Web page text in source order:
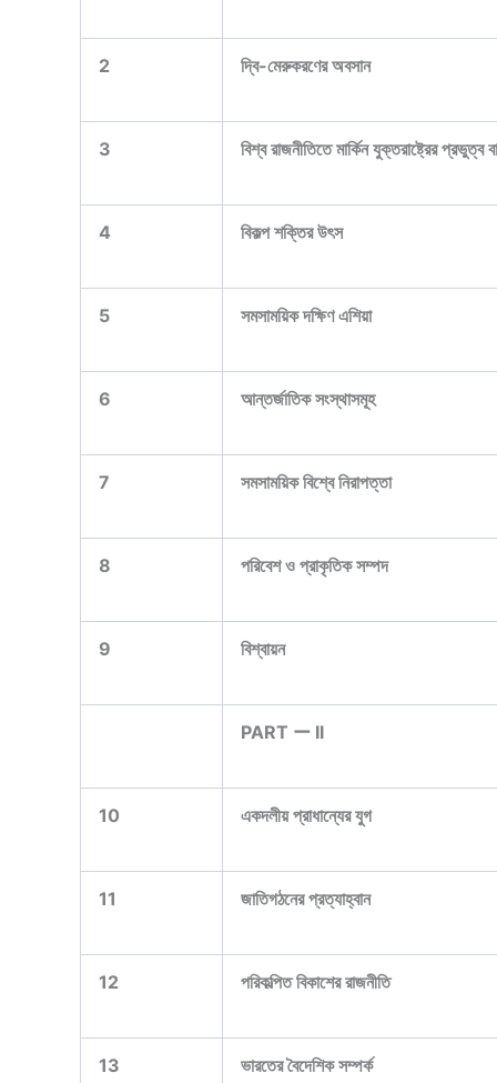
2 দ্বি-মেরুকরণের অবসান
3 বিশ্ব রাজনীতিতে মার্কিন যুক্তরাষ্ট্রের প্রভুত্ব
4 বিকল্প শক্তির উৎস
5 সমসাময়িক দক্ষিণ এশিয়া
6 আন্তর্জাতিক সংস্থাসমূহ
7 সমসাময়িক বিশ্বে নিরাপত্তা
8 পরিবেশ ও প্রাকৃতিক সম্পদ
9 বিশ্বায়ন
PART ー II
10 একদলীয় প্রাধান্যের যুগ
11 জাতিগঠনের প্রত্যাহ্বান
12 পরিকল্পিত বিকাশের রাজনীতি
13 ভারতের বৈদেশিক সম্পর্ক